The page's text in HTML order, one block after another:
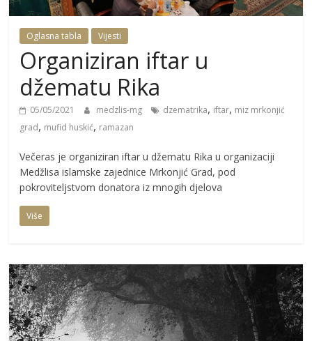
Oglasna tabla Vijesti
Organiziran iftar u
džematu Rika
05/05/2021 medzlis-mg dzematrika, iftar, miz mrkonjić
grad, mufid huskić, ramazan
Večeras je organiziran iftar u džematu Rika u organizaciji
Medžlisa islamske zajednice Mrkonjić Grad, pod
pokroviteljstvom donatora iz mnogih djelova
Više